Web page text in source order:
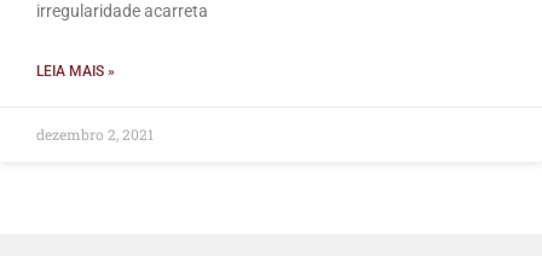
irregularidade acarreta
LEIA MAIS »
dezembro 2, 2021